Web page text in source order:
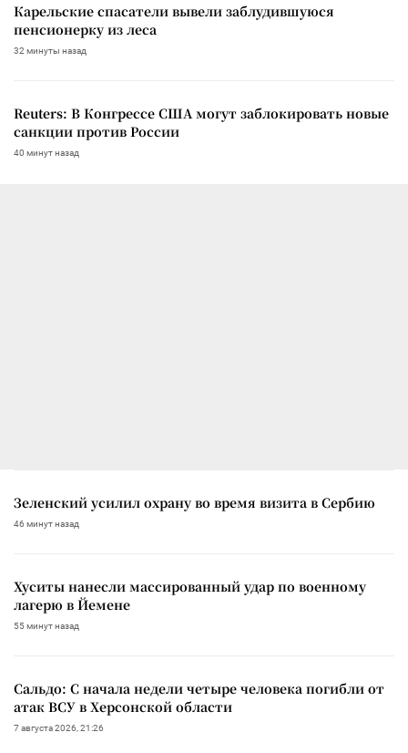
Карельские спасатели вывели заблудившуюся
пенсионерку из леса
32 минуты назад
Reuters: В Конгрессе США могут заблокировать новые
санкции против России
40 минут назад
Зеленский усилил охрану во время визита в Сербию
46 минут назад
Хуситы нанесли массированный удар по военному
лагерю в Йемене
55 минут назад
Сальдо: С начала недели четыре человека погибли от
атак ВСУ в Херсонской области
7 августа 2026, 21:26